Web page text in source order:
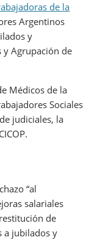
de la
Argentinos
y
y Agrupación de
Médicos de la
Sociales
judiciales, la
“al
salariales
de
a jubilados y